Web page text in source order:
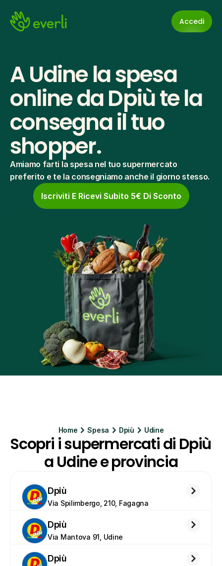
Accedi
A Udine la spesa
online da Dpiù te la
consegna il tuo
shopper.
Amiamo farti la spesa nel tuo supermercato
preferito e te la consegniamo anche il giorno stesso.
Iscriviti E Ricevi Subito 5€ Di Sconto
Home Spesa Dpiù Udine
Scopri i supermercati di Dpiù
a Udine e provincia
Dpiù
Via Spilimbergo, 210, Fagagna
Dpiù
Via Mantova 91, Udine
Dpiù